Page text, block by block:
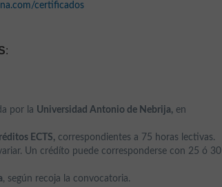
certificados
:
por la Universidad Antonio de Nebrija, en
ECTS, correspondientes a 75 horas lectivas.
Un crédíto puede corresponderse con 25 ó 30
, según recoja la convocatoria.